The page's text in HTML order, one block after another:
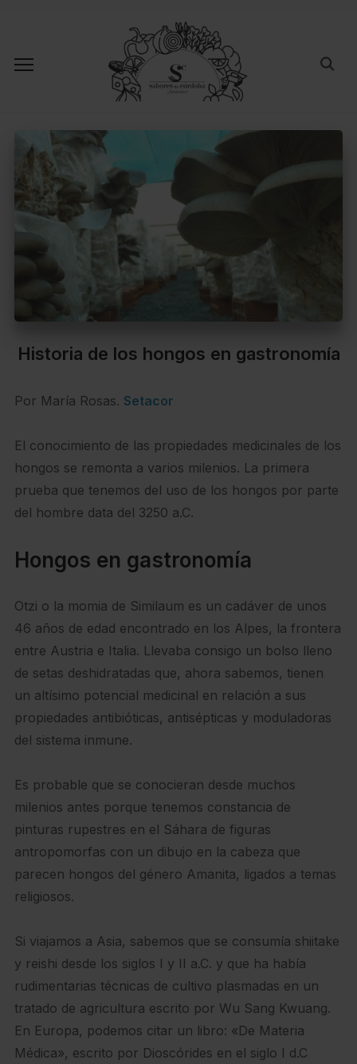
Historia de los hongos en gastronomía
Por María Rosas. Setacor
El conocimiento de las propiedades medicinales de los
hongos se remonta a varios milenios. La primera
prueba que tenemos del uso de los hongos por parte
del hombre data del 3250 a.C.
Hongos en gastronomía
Otzi o la momia de Similaum es un cadáver de unos
46 años de edad encontrado en los Alpes, la frontera
entre Austria e Italia. Llevaba consigo un bolso lleno
de setas deshidratadas que, ahora sabemos, tienen
un altísimo potencial medicinal en relación a sus
propiedades antibióticas, antisépticas y moduladoras
del sistema inmune.
Es probable que se conocieran desde muchos
milenios antes porque tenemos constancia de
pinturas rupestres en el Sáhara de figuras
antropomorfas con un dibujo en la cabeza que
parecen hongos del género Amanita, ligados a temas
religiosos.
Si viajamos a Asia, sabemos que se consumía shiitake
y reishi desde los siglos I y II a.C. y que ha había
rudimentarias técnicas de cultivo plasmadas en un
tratado de agricultura escrito por Wu Sang Kwuang.
En Europa, podemos citar un libro: «De Materia
Médica», escrito por Dioscórides en el siglo I d.C